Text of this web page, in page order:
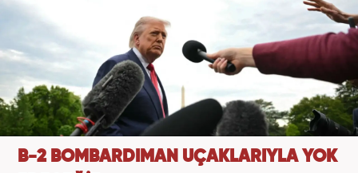
B-2 BOMBARDIMAN UÇAKLARIYLA YOK